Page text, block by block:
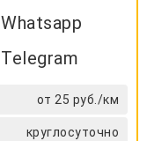
Whatsapp
Telegram
от 25 руб./км
круглосуточно